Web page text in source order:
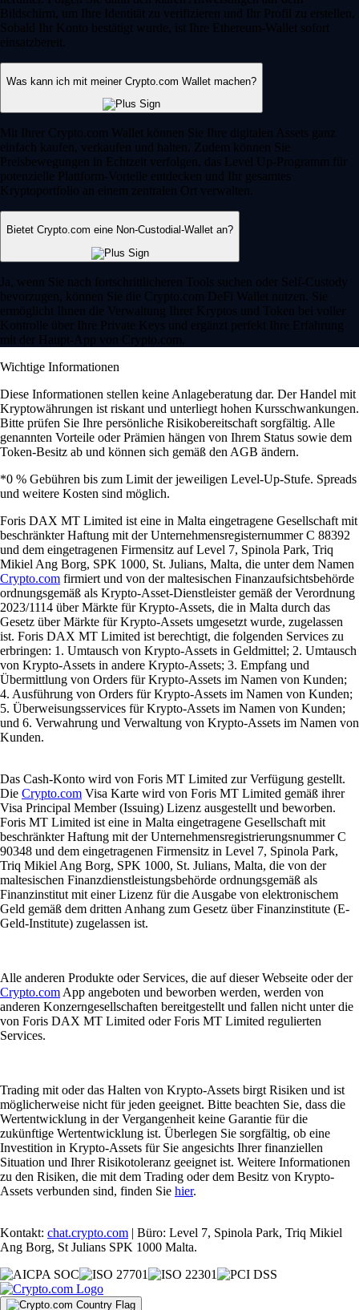
Bildschirm, um Ihre Identität zu verifizieren und Ihr Profil zu erstellen.
Sobald Ihr Konto bestätigt wurde, ist Ihre Ethereum-Wallet sofort
einsatzbereit.
Was kann ich mit meiner Crypto.com Wallet machen?
Mit Ihrer Crypto.com Wallet können Sie Ihre digitalen Assets ganz
einfach kaufen, verkaufen und halten. Zudem können Sie
Preisbewegungen in Echtzeit verfolgen, das Level Up-Programm für
potenzielle Plattform-Vorteile entdecken und Ihr gesamtes
Kryptoportfolio an einem zentralen Ort verwalten.
Bietet Crypto.com eine Non-Custodial-Wallet an?
Ja, wenn Sie nach fortschrittlicheren Tools suchen oder Self-Custody
bevorzugen, können Sie die Crypto.com DeFi Wallet nutzen. Sie
ermöglicht Ihnen die Verwaltung Ihrer Kryptos und Token bei voller
Kontrolle über Ihre Private Keys und ergänzt perfekt Ihre Erfahrung
mit der Haupt-App von Crypto.com.
Wichtige Informationen
Diese Informationen stellen keine Anlageberatung dar. Der Handel mit
Kryptowährungen ist riskant und unterliegt hohen Kursschwankungen.
Bitte prüfen Sie Ihre persönliche Risikobereitschaft sorgfältig. Alle
genannten Vorteile oder Prämien hängen von Ihrem Status sowie dem
Token-Besitz ab und können sich gemäß den AGB ändern.
*0 % Gebühren bis zum Limit der jeweiligen Level-Up-Stufe. Spreads
und weitere Kosten sind möglich.
Foris DAX MT Limited ist eine in Malta eingetragene Gesellschaft mit
beschränkter Haftung mit der Unternehmensregisternummer C 88392
und dem eingetragenen Firmensitz auf Level 7, Spinola Park, Triq
Mikiel Ang Borg, SPK 1000, St. Julians, Malta, die unter dem Namen
Crypto.com firmiert und von der maltesischen Finanzaufsichtsbehörde
ordnungsgemäß als Krypto-Asset-Dienstleister gemäß der Verordnung
2023/1114 über Märkte für Krypto-Assets, die in Malta durch das
Gesetz über Märkte für Krypto-Assets umgesetzt wurde, zugelassen
ist. Foris DAX MT Limited ist berechtigt, die folgenden Services zu
erbringen: 1. Umtausch von Krypto-Assets in Geldmittel; 2. Umtausch
von Krypto-Assets in andere Krypto-Assets; 3. Empfang und
Übermittlung von Orders für Krypto-Assets im Namen von Kunden;
4. Ausführung von Orders für Krypto-Assets im Namen von Kunden;
5. Überweisungsservices für Krypto-Assets im Namen von Kunden;
und 6. Verwahrung und Verwaltung von Krypto-Assets im Namen von
Kunden.
Das Cash-Konto wird von Foris MT Limited zur Verfügung gestellt.
Die Crypto.com Visa Karte wird von Foris MT Limited gemäß ihrer
Visa Principal Member (Issuing) Lizenz ausgestellt und beworben.
Foris MT Limited ist eine in Malta eingetragene Gesellschaft mit
beschränkter Haftung mit der Unternehmensregistrierungsnummer C
90348 und dem eingetragenen Firmensitz in Level 7, Spinola Park,
Triq Mikiel Ang Borg, SPK 1000, St. Julians, Malta, die von der
maltesischen Finanzdienstleistungsbehörde ordnungsgemäß als
Finanzinstitut mit einer Lizenz für die Ausgabe von elektronischem
Geld gemäß dem dritten Anhang zum Gesetz über Finanzinstitute (E-
Geld-Institute) zugelassen ist.
Alle anderen Produkte oder Services, die auf dieser Webseite oder der
Crypto.com App angeboten und beworben werden, werden von
anderen Konzerngesellschaften bereitgestellt und fallen nicht unter die
von Foris DAX MT Limited oder Foris MT Limited regulierten
Services.
Trading mit oder das Halten von Krypto-Assets birgt Risiken und ist
möglicherweise nicht für jeden geeignet. Bitte beachten Sie, dass die
Wertentwicklung in der Vergangenheit keine Garantie für die
zukünftige Wertentwicklung ist. Überlegen Sie sorgfältig, ob eine
Investition in Krypto-Assets für Sie angesichts Ihrer finanziellen
Situation und Ihrer Risikotoleranz geeignet ist. Weitere Informationen
zu den Risiken, die mit dem Trading oder dem Besitz von Krypto-
Assets verbunden sind, finden Sie hier.
Kontakt: chat.crypto.com | Büro: Level 7, Spinola Park, Triq Mikiel
Ang Borg, St Julians SPK 1000 Malta.